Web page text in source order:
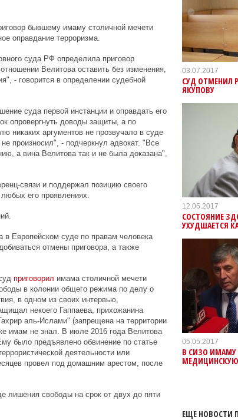
бывшему имаму столичной мечети
оправдание терроризма.
суда РФ определила приговор
Велитова оставить без изменения,
- говорится в определении судебной
суда первой инстанции и оправдать его
опровергнуть доводы защиты, а по
никаких аргументов не прозвучало в суде
произносил", - подчеркнул адвокат. "Все
а вина Велитова так и не была доказана",
связи и поддержал позицию своего
его проявлениях.
в Европейском суде по правам человека
отмены приговора, а также
приговорил имама столичной мечети
в колонии общего режима по делу о
в одном из своих интервью,
некоего Гаппаева, прихожанина
аль-Ислами" (запрещена на территории
имам не знал. В июле 2016 года Велитова
было предъявлено обвинение по статье
деятельности или
провел под домашним арестом, после
лишения свободы на срок от двух до пяти
03.07.2017
СУД ОТМЕНИЛ
ЯКУПОВУ
12.05.2017
СОСТОЯНИЕ
УХУДШАЕТСЯ
05.05.2017
В СИЗО ИМАМУ
ЕЩЕ НОВОСТИ